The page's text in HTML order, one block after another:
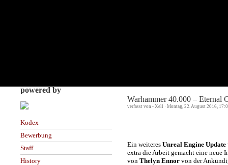
powered by
Kodex
Bewerbung
Staff
History
Warhammer 40.000 – Eternal
verfasst von - Xell · Montag, 22. August 2016,
Ein weiteres Unreal Engine Update
extra die Arbeit gemacht eine neue
von Thelyn Ennor von der